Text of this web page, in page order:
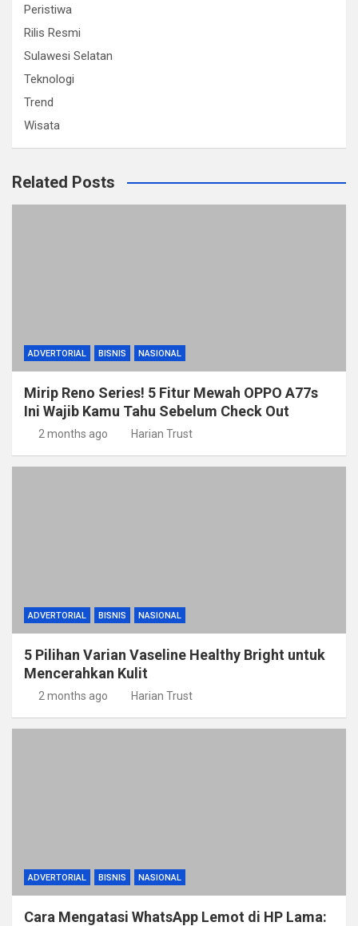
Peristiwa
Rilis Resmi
Sulawesi Selatan
Teknologi
Trend
Wisata
Related Posts
ADVERTORIAL BISNIS NASIONAL
Mirip Reno Series! 5 Fitur Mewah OPPO A77s
Ini Wajib Kamu Tahu Sebelum Check Out
2 months ago Harian Trust
ADVERTORIAL BISNIS NASIONAL
5 Pilihan Varian Vaseline Healthy Bright untuk
Mencerahkan Kulit
2 months ago Harian Trust
ADVERTORIAL BISNIS NASIONAL
Cara Mengatasi WhatsApp Lemot di HP Lama: